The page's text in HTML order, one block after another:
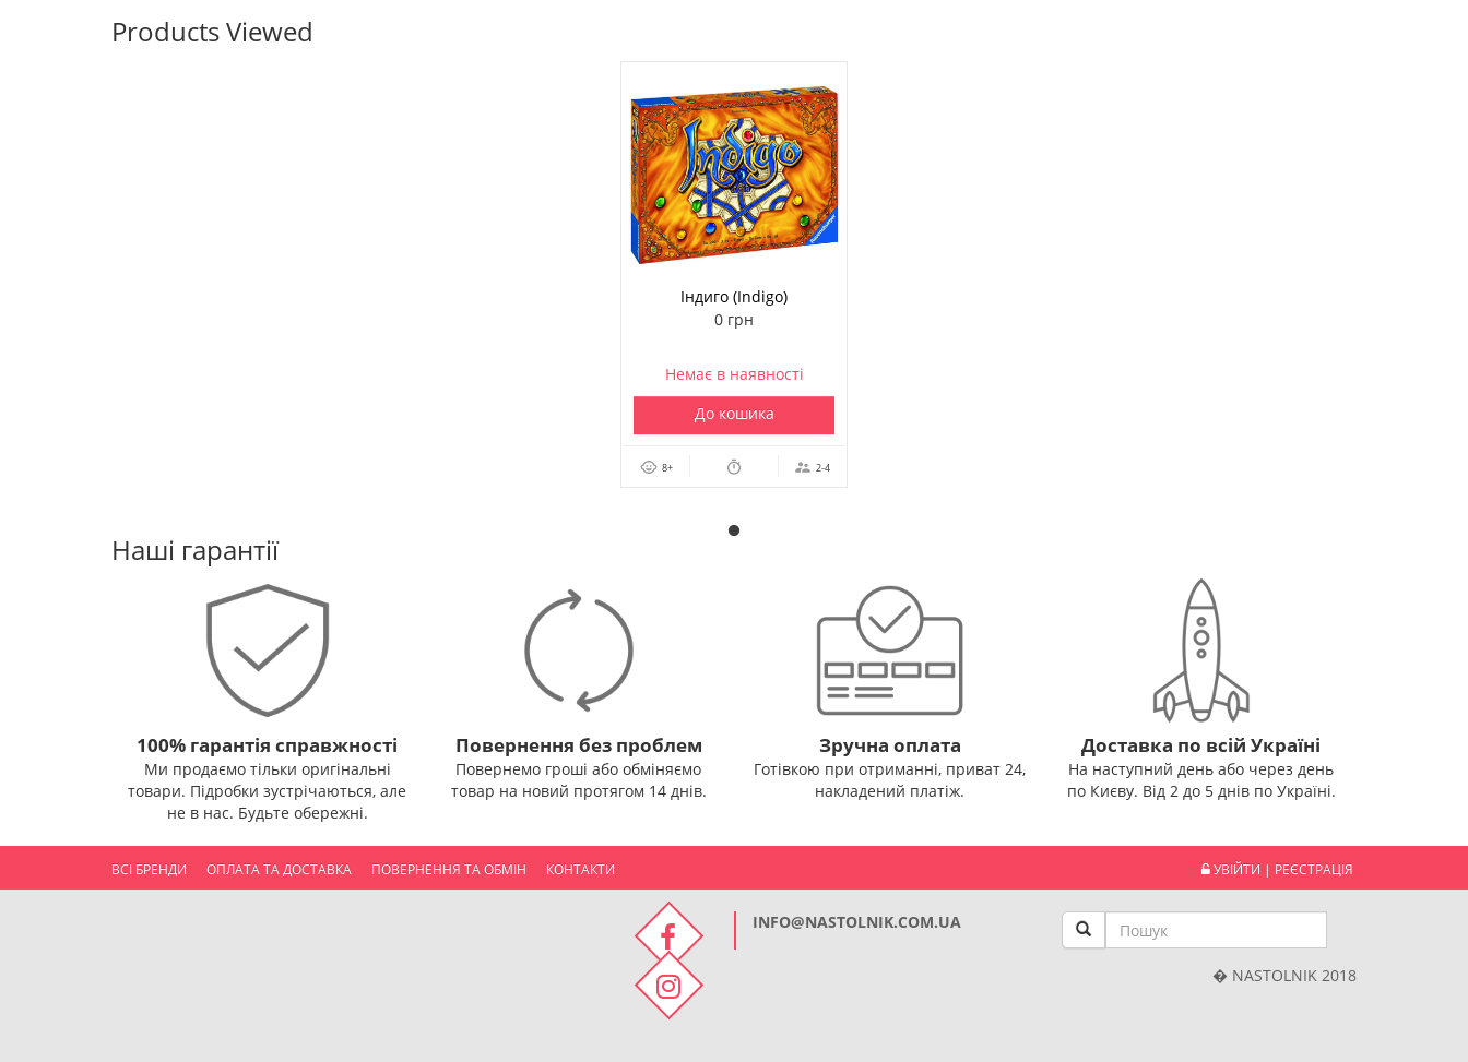
Products Viewed
Індиго (Indigo)
0 грн
Немає в наявності
До кошика
8+ 2-4
Наші гарантії
100% гарантія справжності
Ми продаємо тільки оригінальні
товари. Підробки зустрічаються, але
не в нас. Будьте обережні.
Повернення без проблем
Повернемо гроші або обміняємо
товар на новий протягом 14 днів.
Зручна оплата
Готівкою при отриманні, приват 24,
накладений платіж.
Доставка по всій Україні
На наступний день або через день
по Києву. Від 2 до 5 днів по Україні.
ВСІ БРЕНДИ ОПЛАТА ТА ДОСТАВКА ПОВЕРНЕННЯ ТА ОБМІН КОНТАКТИ УВІЙТИ | РЕЄСТРАЦІЯ
INFO@NASTOLNIK.COM.UA
� NASTOLNIK 2018